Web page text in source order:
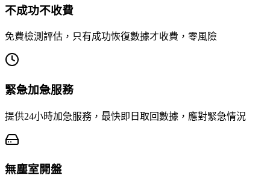
不成功不收費
免費檢測評估，只有成功恢復數據才收費，零風險
緊急加急服務
提供24小時加急服務，最快即日取回數據，應對緊急情況
無塵室開盤